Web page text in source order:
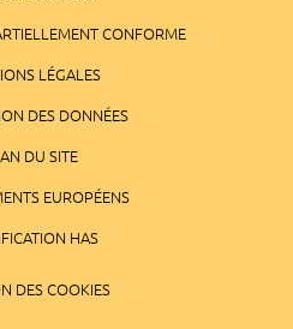
CONFORME
LÉGALES
DES DONNÉES
DU SITE
EUROPÉENS
HAS
DES COOKIES